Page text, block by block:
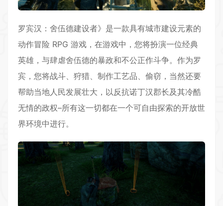
罗宾汉：舍伍德建设者》是一款具有城市建设元素的
动作冒险 RPG 游戏，在游戏中，您将扮演一位经典
英雄，与肆虐舍伍德的暴政和不公正作斗争。作为罗
宾，您将战斗、狩猎、 制作工艺品、偷窃，当然还要
帮助当地人民发展壮大，以反抗诺丁汉郡长及其冷酷
无情的政权–所有这一切都在一个可自由探索的开放世
界环境中进行。